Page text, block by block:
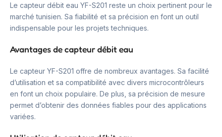
Le capteur débit eau YF-S201 reste un choix pertinent pour le
marché tunisien. Sa fiabilité et sa précision en font un outil
indispensable pour les projets techniques.
Avantages de capteur débit eau
Le capteur YF-S201 offre de nombreux avantages. Sa facilité
d’utilisation et sa compatibilité avec divers microcontrôleurs
en font un choix populaire. De plus, sa précision de mesure
permet d’obtenir des données fiables pour des applications
variées.